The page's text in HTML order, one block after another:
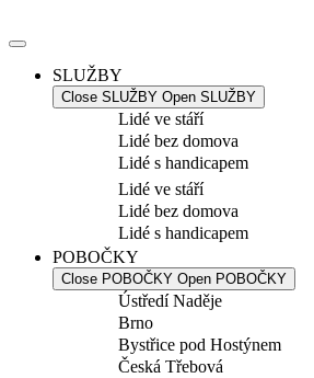
k
SLUŽBY
Close SLUŽBY Open SLUŽBY
Lidé ve stáří
Lidé bez domova
Lidé s handicapem
Lidé ve stáří
Lidé bez domova
Lidé s handicapem
POBOČKY
Close POBOČKY Open POBOČKY
Ústředí Naděje
Brno
Bystřice pod Hostýnem
Česká Třebová